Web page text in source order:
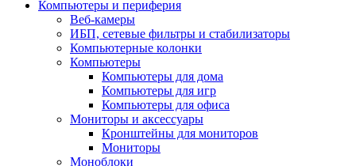
Компьютеры и периферия
Веб-камеры
ИБП, сетевые фильтры и стабилизаторы
Компьютерные колонки
Компьютеры
Компьютеры для дома
Компьютеры для игр
Компьютеры для офиса
Мониторы и аксессуары
Кронштейны для мониторов
Мониторы
Моноблоки